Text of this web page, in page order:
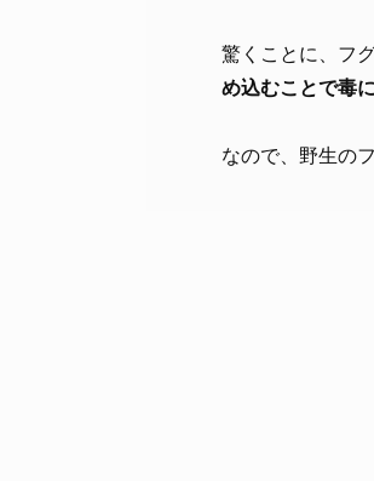
驚くことに、フ
め込むことで毒
なので、野生の